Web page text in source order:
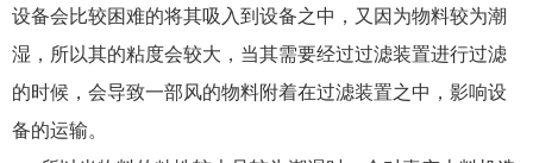
设备会比较困难的将其吸入到设备之中，又因为物料较为潮
湿，所以其的粘度会较大，当其需要经过过滤装置进行过滤
的时候，会导致一部风的物料附着在过滤装置之中，影响设
备的运输。